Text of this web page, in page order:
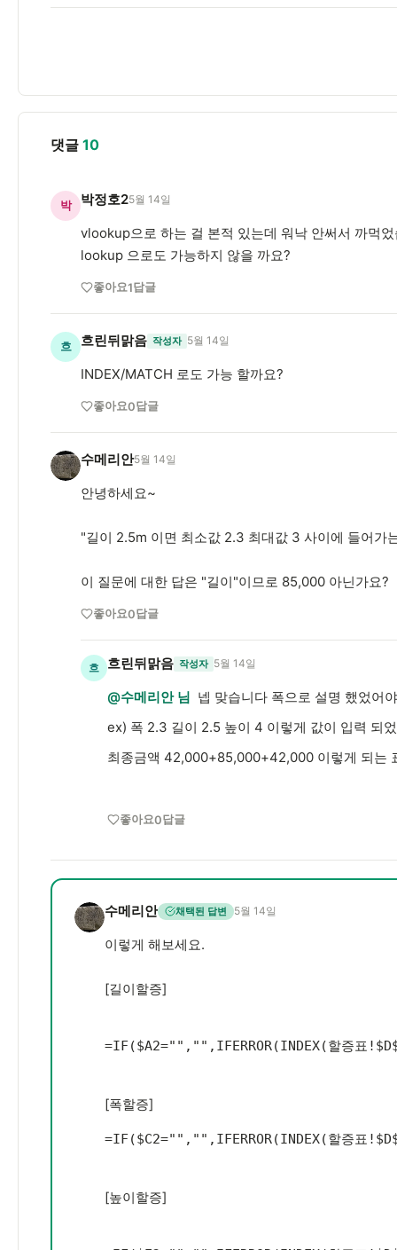
댓글 10
박 박정호25월 14일
vlookup으로 하는 걸 본적 있는데 워낙 안써서 까먹
lookup 으로도 가능하지 않을 까요?
좋아요1답글
흐 흐린뒤맑음 작성자 5월 14일
INDEX/MATCH 로도 가능 할까요?
좋아요0답글
수 수메리안5월 14일
안녕하세요~
"길이 2.5m 이면 최소값 2.3 최대값 3 사이에 들어가
이 질문에 대한 답은 "길이"이므로 85,000 아닌가요?
좋아요0답글
흐 흐린뒤맑음 작성자 5월 14일
@수메리안 님 넵 맞습니다 폭으로 설명 했었어
ex) 폭 2.3 길이 2.5 높이 4 이렇게 값이 입력 되
최종금액 42,000+85,000+42,000 이렇게 되는
좋아요0답글
수 수메리안 채택된 답변 5월 14일
이렇게 해보세요.
[길이할증]
=IF($A2="" , "" , IFERROR(INDEX(할증표
[폭할증]
=IF($C2="" , "" , IFERROR(INDEX(할증표
[높이할증]